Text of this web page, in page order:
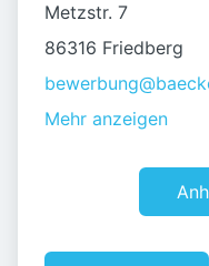
Metzstr. 7
86316 Friedberg
Mehr anzeigen